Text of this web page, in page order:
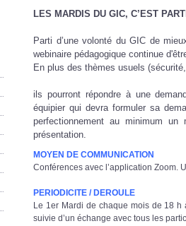
LES MARDIS DU GIC, C’EST
Parti d’une volonté du GIC de
webinaire pédagogique continue
En plus des thèmes usuels
ils pourront répondre à une
équipier qui devra formuler sa
perfectionnement au minimum
présentation.
MOYEN DE COMMUNICATION
Conférences avec l’application Zoom.
PERIODICITE / DEROULE
Le 1er Mardi de chaque mois de 18
suivie d’un échange avec tous les